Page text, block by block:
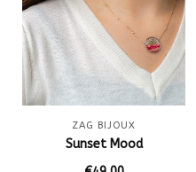
ZAG BIJOUX
Sunset Mood